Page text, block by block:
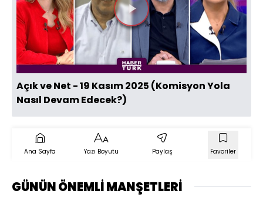
Videoyu
Oynat
Açık ve Net - 19 Kasım 2025 (Komisyon Yola
Nasıl Devam Edecek?)
Ana Sayfa Yazı Boyutu Paylaş Favoriler
GÜNÜN ÖNEMLİ MANŞETLERİ